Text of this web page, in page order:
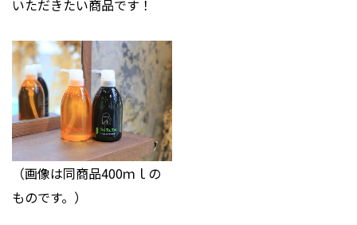
いただきたい商品です！
（画像は同商品400ｍｌの
ものです。）